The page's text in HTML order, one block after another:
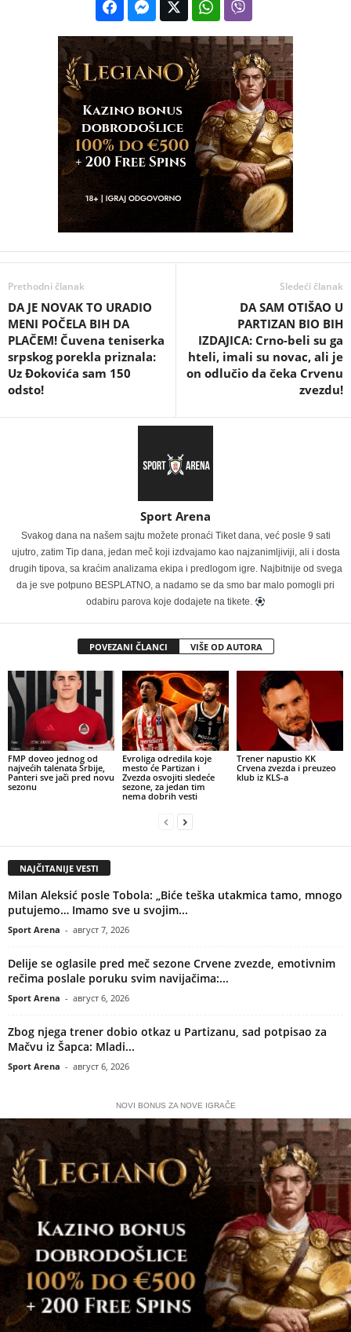
Prethodni članak
DA JE NOVAK TO URADIO
MENI POČELA BIH DA
PLAČEM! Čuvena teniserka
srpskog porekla priznala:
Uz Đokovića sam 150
odsto!
Sledeći članak
DA SAM OTIŠAO U
PARTIZAN BIO BIH
IZDAJICA: Crno-beli su ga
hteli, imali su novac, ali je
on odlučio da čeka Crvenu
zvezdu!
Sport Arena
Svakog dana na našem sajtu možete pronaći Tiket dana, već posle 9 sati
ujutro, zatim Tip dana, jedan meč koji izdvajamo kao najzanimljiviji, ali i dosta
drugih tipova, sa kraćim analizama ekipa i predlogom igre. Najbitnije od svega
da je sve potpuno BESPLATNO, a nadamo se da smo bar malo pomogli pri
odabiru parova koje dodajete na tikete.
POVEZANI ČLANCI VIŠE OD AUTORA
FMP doveo jednog od
najvećih talenata Srbije,
Panteri sve jači pred novu
sezonu
Evroliga odredila koje
mesto će Partizan i
Zvezda osvojiti sledeće
sezone, za jedan tim
nema dobrih vesti
Trener napustio KK
Crvena zvezda i preuzeo
klub iz KLS-a
NAJČITANIJE VESTI
Milan Aleksić posle Tobola: „Biće teška utakmica tamo, mnogo
putujemo… Imamo sve u svojim...
Sport Arena - август 7, 2026
Delije se oglasile pred meč sezone Crvene zvezde, emotivnim
rečima poslale poruku svim navijačima:...
Sport Arena - август 6, 2026
Zbog njega trener dobio otkaz u Partizanu, sad potpisao za
Mačvu iz Šapca: Mladi...
Sport Arena - август 6, 2026
NOVI BONUS ZA NOVE IGRAČE